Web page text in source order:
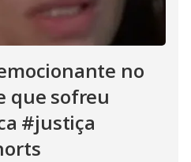
no
que sofreu
#justiça